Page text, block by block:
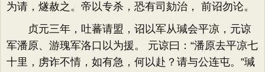
为请，燧赦之。帝以专杀，恐有司劾治， 前诏勿论。
贞元三年，吐蕃请盟，诏以军从瑊会平凉，元谅
军潘原、游瑰军洛口以为援。 元谅曰：“潘原去平凉七
十里，虏诈不情，如有急，何以赴？请与公连屯。”瑊